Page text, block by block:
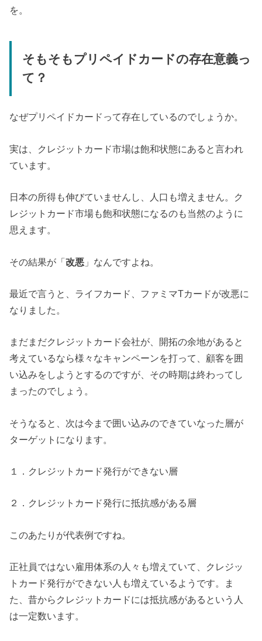
を。
そもそもプリペイドカードの存在意義っ
て？
なぜプリペイドカードって存在しているのでしょうか。
実は、クレジットカード市場は飽和状態にあると言われ
ています。
日本の所得も伸びていませんし、人口も増えません。ク
レジットカード市場も飽和状態になるのも当然のように
思えます。
その結果が「改悪 」なんですよね。
最近で言うと、ライフカード、ファミマTカードが改悪に
なりました。
まだまだクレジットカード会社が、開拓の余地があると
考えているなら様々なキャンペーンを打って、顧客を囲
い込みをしようとするのですが、その時期は終わってし
まったのでしょう。
そうなると、次は今まで囲い込みのできていなった層が
ターゲットになります。
１．クレジットカード発行ができない層
２．クレジットカード発行に抵抗感がある層
このあたりが代表例ですね。
正社員ではない雇用体系の人々も増えていて、クレジッ
トカード発行ができない人も増えているようです。ま
た、昔からクレジットカードには抵抗感があるという人
は一定数います。